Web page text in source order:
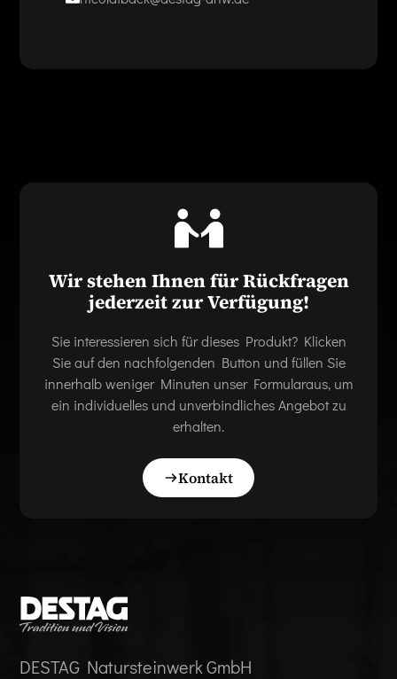
Wir stehen Ihnen für Rückfragen
jederzeit zur Verfügung!
Sie interessieren sich für dieses Produkt? Klicken
Sie auf den nachfolgenden Button und füllen Sie
innerhalb weniger Minuten unser Formularaus, um
ein individuelles und unverbindliches Angebot zu
erhalten.
Kontakt
DESTAG Natursteinwerk GmbH